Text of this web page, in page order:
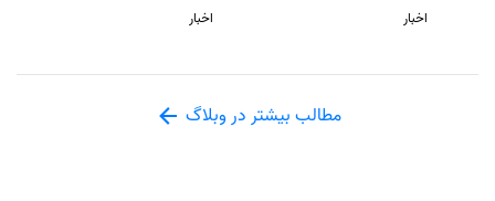
اخبار اخبار
مطالب بیشتر در وبلاگ